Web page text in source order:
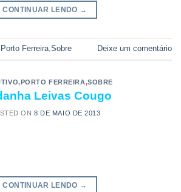
CONTINUAR LENDO →
Porto Ferreira,Sobre Deixe um comentário
,PORTO FERREIRA,SOBRE
Leivas Cougo
ON8 DE MAIO DE 2013
CONTINUAR LENDO →